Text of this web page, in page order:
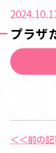
プラザ
＜＜前の